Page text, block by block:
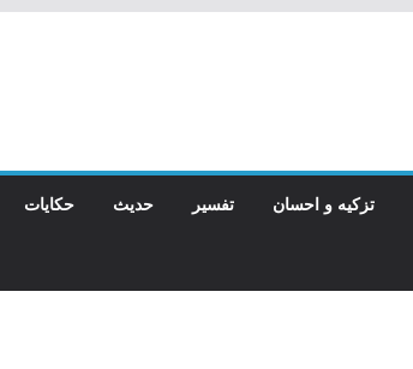
تزکیه و احسان تفسیر حدیث حکایات